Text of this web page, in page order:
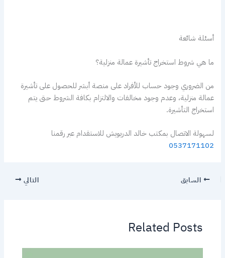
أسئلة شائعة
ما هي شروط استخراج تأشيرة عمالة منزلية؟
من الضروري وجود حساب للأفراد على منصة أبشر للحصول على تأشيرة
عمالة منزلية، وعدم وجود مخالفات والالتزام بكافة الشروط حتى يتم
استخراج التأشيرة.
لسهولة الاتصال بمكتب خالد الدريويش للاستقدام عبر رقمنا
0537171102
السابق التالي
Related Posts